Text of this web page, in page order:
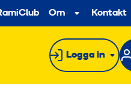
Om ossUndermeny
Kontakt
Logga in